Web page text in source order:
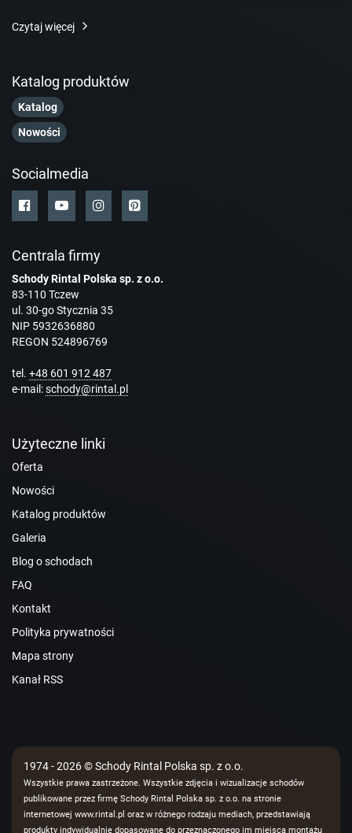
Czytaj więcej
Katalog produktów
Katalog
Nowości
Socialmedia
Centrala firmy
Schody Rintal Polska sp. z o.o.
83-110 Tczew
ul. 30-go Stycznia 35
NIP 5932636880
REGON 524896769
tel. +48 601 912 487
e-mail:schody@rintal.pl
Użyteczne linki
Oferta
Nowości
Katalog produktów
Galeria
Blog o schodach
FAQ
Kontakt
Polityka prywatności
Mapa strony
Kanał RSS
1974 - 2026 © Schody Rintal Polska sp. z o.o.
Wszystkie prawa zastrzeżone. Wszystkie zdjęcia i wizualizacje schodów
publikowane przez firmę Schody Rintal Polska sp. z o.o. na stronie
internetowej www.rintal.pl oraz w różnego rodzaju mediach, przedstawiają
produkty indywidualnie dopasowane do przeznaczonego im miejsca montażu